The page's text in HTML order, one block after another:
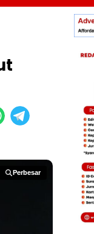
Perbesar
Perbesar